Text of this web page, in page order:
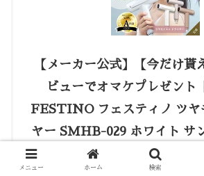
【メーカー公式】【今だけ貰
ビューでオマケプレゼント
FESTINO フェスティノ ツヤ
ヤー SMHB-029 ホワイト サ
ャイニーブラウン
メニュー ホーム 検索